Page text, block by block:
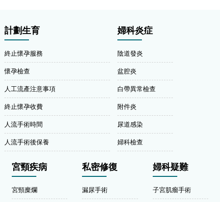
計劃生育
終止懷孕服務
懷孕檢查
人工流產注意事項
終止懷孕收費
人流手術時間
人流手術後保養
婦科炎症
陰道發炎
盆腔炎
白帶異常檢查
附件炎
尿道感染
婦科檢查
宮頸疾病
宮頸糜爛
私密修復
漏尿手術
婦科疑難
子宮肌瘤手術